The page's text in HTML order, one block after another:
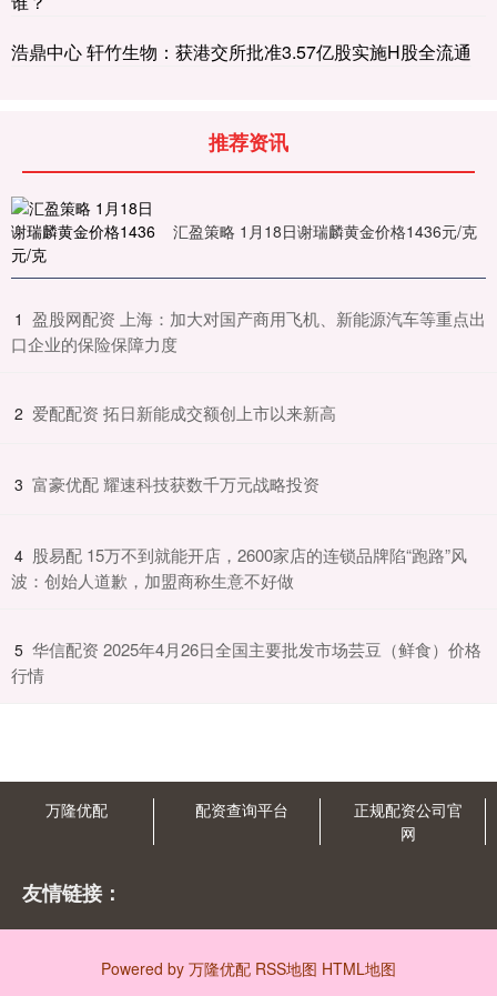
浩鼎中心 轩竹生物：获港交所批准3.57亿股实施H股全流通
推荐资讯
汇盈策略 1月18日谢瑞麟黄金价格1436元/克
1 ​盈股网配资 上海：加大对国产商用飞机、新能源汽车等重点出
口企业的保险保障力度
2 ​爱配配资 拓日新能成交额创上市以来新高
3 ​富豪优配 耀速科技获数千万元战略投资
4 ​股易配 15万不到就能开店，2600家店的连锁品牌陷“跑路”风
波：创始人道歉，加盟商称生意不好做
5 ​华信配资 2025年4月26日全国主要批发市场芸豆（鲜食）价格
行情
万隆优配 配资查询平台
正规配资公司官
网
友情链接：
Powered by 万隆优配 RSS地图 HTML地图